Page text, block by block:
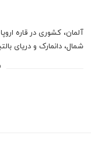
آلمان، کشوری در قاره
شمال، دانمارک و دریای